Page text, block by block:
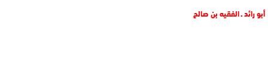
أبو رائد ـ الفقيه بن صالح